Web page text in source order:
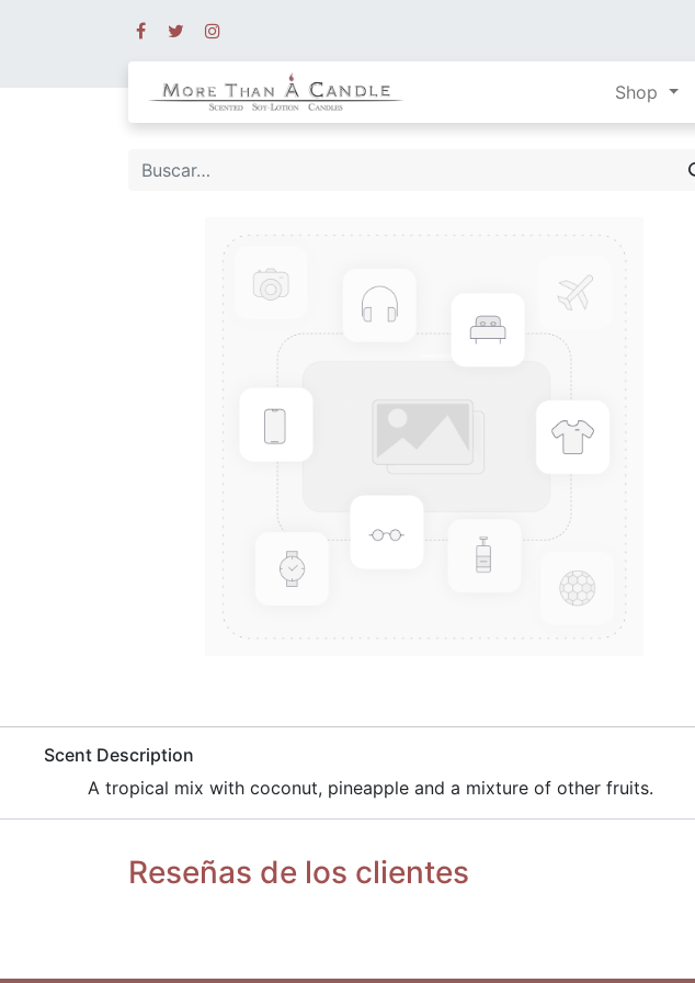
Shop
​Scent Description
​A tropical mix with coconut, pineapple and a mixture of other fruits.
Reseñas de los clientes